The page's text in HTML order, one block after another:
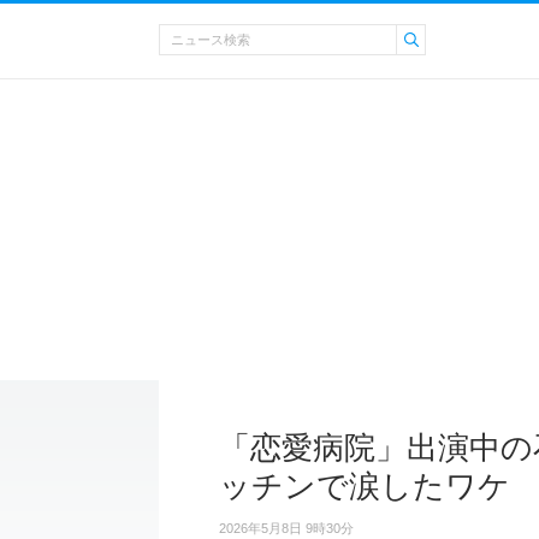
「恋愛病院」出演中
ッチンで涙したワケ
2026年5月8日 9時30分